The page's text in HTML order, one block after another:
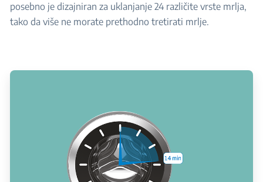
posebno je dizajniran za uklanjanje 24 različite vrste mrlja,
tako da više ne morate prethodno tretirati mrlje.